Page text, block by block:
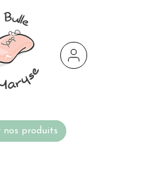
nos produits